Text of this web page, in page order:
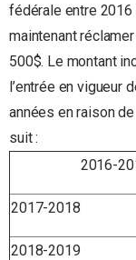
fédérale entre
maintenant
500$. Le montant
l’entrée en vigueur
années en raison
suit :
2016-
2017-2018
2018-2019